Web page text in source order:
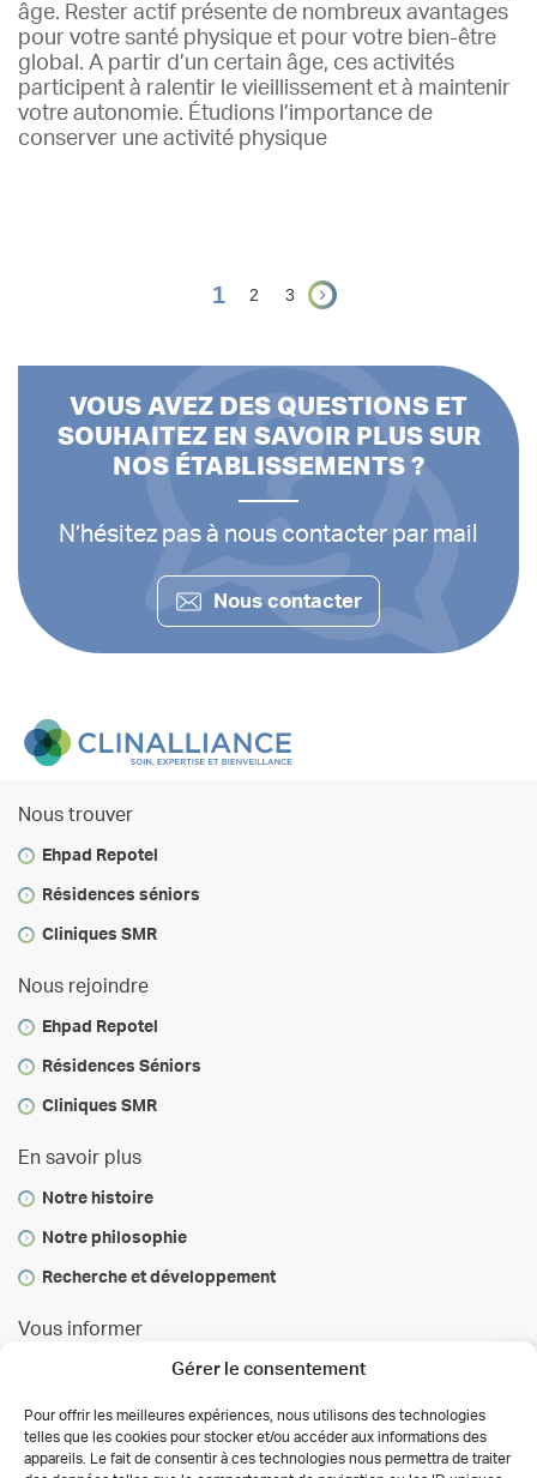
Gérer le consentement
Pour offrir les meilleures expériences, nous utilisons des technologies
telles que les cookies pour stocker et/ou accéder aux informations des
appareils. Le fait de consentir à ces technologies nous permettra de traiter
âge. Rester actif présente de nombreux avantages
pour votre santé physique et pour votre bien-être
global. A partir d’un certain âge, ces activités
participent à ralentir le vieillissement et à maintenir
votre autonomie. Étudions l’importance de
conserver une activité physique
1 2 3
VOUS AVEZ DES QUESTIONS ET
SOUHAITEZ EN SAVOIR PLUS SUR
NOS ÉTABLISSEMENTS ?
N’hésitez pas à nous contacter par mail
Nous contacter
Nous trouver
Ehpad Repotel
Résidences séniors
Cliniques SMR
Nous rejoindre
Ehpad Repotel
Résidences Séniors
Cliniques SMR
En savoir plus
Notre histoire
Notre philosophie
Recherche et développement
Vous informer
Actualités
Presse